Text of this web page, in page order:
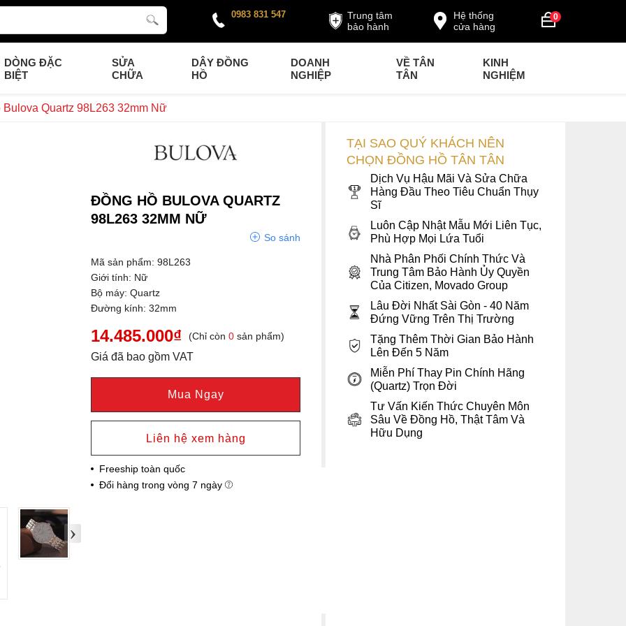
0
Hệ thống
cửa hàng
Trung tâm
bảo hành
0983 831 547
DÒNG ĐẶC
BIỆT
SỬA
CHỮA
DÂY ĐỒNG
HỒ
DOANH
NGHIỆP
VỀ TÂN
TÂN
KINH
NGHIỆM
Quartz 98L263 32mm Nữ
›
ĐỒNG HỒ BULOVA QUARTZ
98L263 32MM NỮ
So sánh
Mã sản phẩm: 98L263
Giới tính: Nữ
Bộ máy: Quartz
Đường kính: 32mm
14.485.000₫ (Chỉ còn0 sản phẩm)
Giá đã bao gồm VAT
Mua Ngay
Liên hệ xem hàng
Freeship toàn quốc
Đổi hàng trong vòng 7 ngày
TẠI SAO QUÝ KHÁCH NÊN
CHỌN ĐỒNG HỒ TÂN TÂN
Dịch Vụ Hậu Mãi Và Sửa Chữa
Hàng Đầu Theo Tiêu Chuẩn Thụy
Sĩ
Luôn Cập Nhật Mẫu Mới Liên Tục,
Phù Hợp Mọi Lứa Tuổi
Nhà Phân Phối Chính Thức Và
Trung Tâm Bảo Hành Ủy Quyền
Của Citizen, Movado Group
Lâu Đời Nhất Sài Gòn - 40 Năm
Đứng Vững Trên Thị Trường
Tặng Thêm Thời Gian Bảo Hành
Lên Đến 5 Năm
Miễn Phí Thay Pin Chính Hãng
(Quartz) Trọn Đời
Tư Vấn Kiến Thức Chuyên Môn
Sâu Về Đồng Hồ, Thật Tâm Và
Hữu Dụng